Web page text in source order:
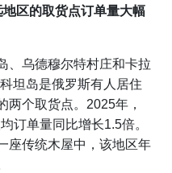
区的取货点订单量大幅
、乌德穆尔特村庄和卡拉
坦岛是俄罗斯有人居住
两个取货点。2025年，
订单量同比增长1.5倍。
座传统木屋中，该地区年